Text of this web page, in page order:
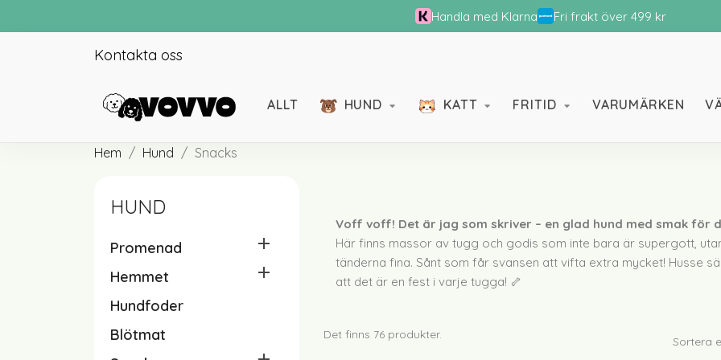
Handla med Klarna Fri frakt över 499 kr
Kontakta oss
ALLT HUND
Hundkläder
Bäddar
Underlägg
KATT FRITID VARUMÄRKEN
Hem Hund Snacks
HUND
Promenad 
Hemmet 
Hundfoder
Blötmat
Voff voff! Det är jag som skriver – en glad hund med smak för
Här finns massor av tugg och godis som inte bara är supergott,
tänderna fina. Sånt som får svansen att vifta extra mycket! Husse
att det är en fest i varje tugga! 🦴
Det finns 76 produkter. Sortera